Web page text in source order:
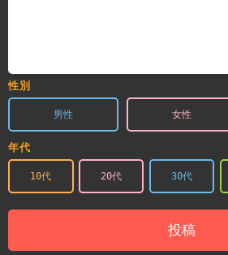
性別
男性 女性
年代
10代 20代 30代
投稿